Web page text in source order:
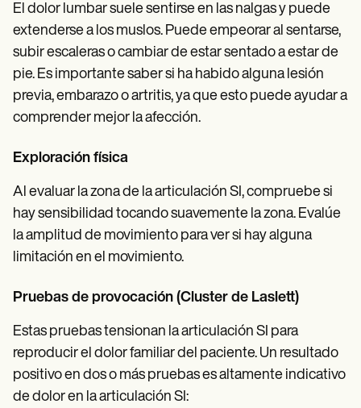
El dolor lumbar suele sentirse en las nalgas y puede
extenderse a los muslos. Puede empeorar al sentarse,
subir escaleras o cambiar de estar sentado a estar de
pie. Es importante saber si ha habido alguna lesión
previa, embarazo o artritis, ya que esto puede ayudar a
comprender mejor la afección.
Exploración física
Al evaluar la zona de la articulación SI, compruebe si
hay sensibilidad tocando suavemente la zona. Evalúe
la amplitud de movimiento para ver si hay alguna
limitación en el movimiento.
Pruebas de provocación (Cluster de Laslett)
Estas pruebas tensionan la articulación SI para
reproducir el dolor familiar del paciente. Un resultado
positivo en dos o más pruebas es altamente indicativo
de dolor en la articulación SI: